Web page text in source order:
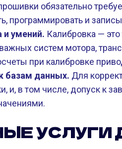
обязательно
программировать и
и умений. Калибровка —
систем мотора,
при калибровке
базам данных. Для
и, в том числе, допуск к
УСЛУГИ